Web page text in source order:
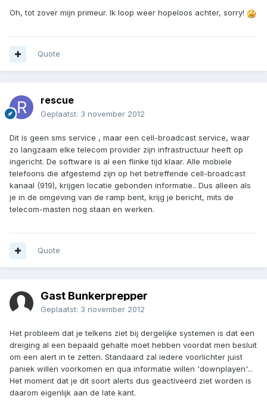
Oh, tot zover mijn primeur. Ik loop weer hopeloos achter, sorry!
Quote
rescue
Geplaatst: 3 november 2012
Dit is geen sms service , maar een cell-broadcast service, waar
zo langzaam elke telecom provider zijn infrastructuur heeft op
ingericht. De software is al een flinke tijd klaar. Alle mobiele
telefoons die afgestemd zijn op het betreffende cell-broadcast
kanaal (919), krijgen locatie gebonden informatie.. Dus alleen als
je in de omgeving van de ramp bent, krijg je bericht, mits de
telecom-masten nog staan en werken.
Quote
Gast Bunkerprepper
Geplaatst: 3 november 2012
Het probleem dat je telkens ziet bij dergelijke systemen is dat een
dreiging al een bepaald gehalte moet hebben voordat men besluit
om een alert in te zetten. Standaard zal iedere voorlichter juist
paniek willen voorkomen en qua informatie willen 'downplayen'...
Het moment dat je dit soort alerts dus geactiveerd ziet worden is
daarom eigenlijk aan de late kant.